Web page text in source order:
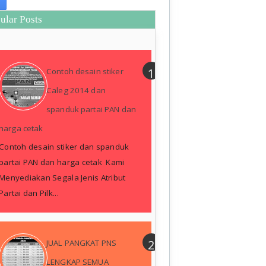
Posts
Contoh desain stiker
Caleg 2014 dan
spanduk partai PAN dan
cetak
desain stiker dan spanduk
PAN dan harga cetak Kami
Segala Jenis Atribut
dan Pilk...
JUAL PANGKAT PNS
LENGKAP SEMUA